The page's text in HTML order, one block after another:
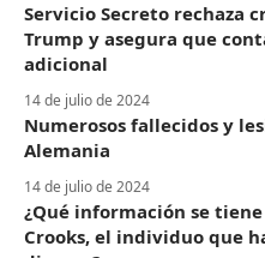
Servicio Secreto rechaza
Trump y asegura que
adicional
14 de julio de 2024
Numerosos fallecidos y
Alemania
14 de julio de 2024
¿Qué información se
Crooks, el individuo que